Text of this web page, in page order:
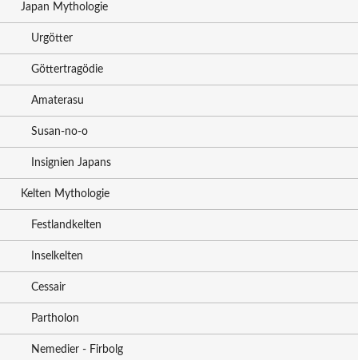
Japan Mythologie
Urgötter
Göttertragödie
Amaterasu
Susan-no-o
Insignien Japans
Kelten Mythologie
Festlandkelten
Inselkelten
Cessair
Partholon
Nemedier - Firbolg